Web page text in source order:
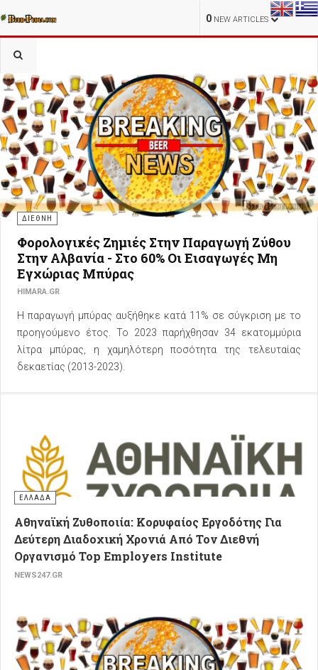
0 NEW ARTICLES
ΔΙΕΘΝΗ
Φορολογικές Ζημιές Στην Παραγωγή Ζύθου
Στην Αλβανία - Στο 60% Οι Εισαγωγές Μη
Εγχώριας Μπύρας
HIMARA.GR
Η παραγωγή μπύρας αυξήθηκε κατά 11% σε σύγκριση με το
προηγούμενο έτος. Το 2023 παρήχθησαν 34 εκατομμύρια
λίτρα μπύρας, η χαμηλότερη ποσότητα της τελευταίας
δεκαετίας (2013-2023).
ΕΛΛΑΔΑ
Αθηναϊκή Ζυθοποιία: Κορυφαίος Εργοδότης Για
Δεύτερη Διαδοχική Χρονιά Από Τον Διεθνή
Οργανισμό Top Employers Institute
NEWS247.GR